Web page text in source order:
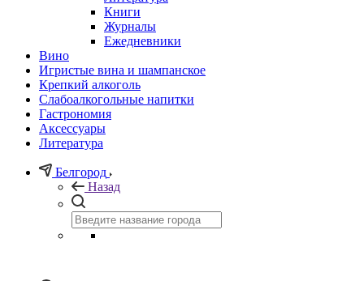
Книги
Журналы
Ежедневники
Вино
Игристые вина и шампанское
Крепкий алкоголь
Слабоалкогольные напитки
Гастрономия
Аксессуары
Литература
Белгород
Назад